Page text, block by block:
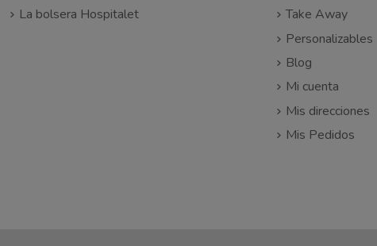
La bolsera Hospitalet
Take Away
Personalizables
Blog
Mi cuenta
Mis direcciones
Mis Pedidos